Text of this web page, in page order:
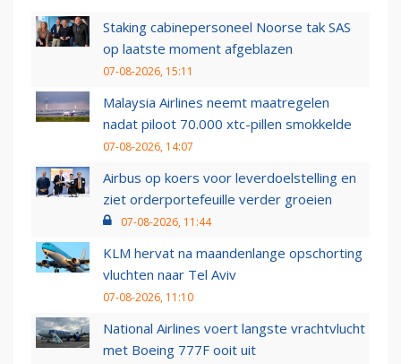
Staking cabinepersoneel Noorse tak SAS
op laatste moment afgeblazen
07-08-2026, 15:11
Malaysia Airlines neemt maatregelen
nadat piloot 70.000 xtc-pillen smokkelde
07-08-2026, 14:07
Airbus op koers voor leverdoelstelling en
ziet orderportefeuille verder groeien
07-08-2026, 11:44
KLM hervat na maandenlange opschorting
vluchten naar Tel Aviv
07-08-2026, 11:10
National Airlines voert langste vrachtvlucht
met Boeing 777F ooit uit